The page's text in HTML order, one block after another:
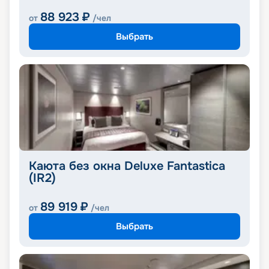
от 88 923 ₽ /чел
Выбрать
Каюта без окна Deluxe Fantastica
(IR2)
от 89 919 ₽ /чел
Выбрать